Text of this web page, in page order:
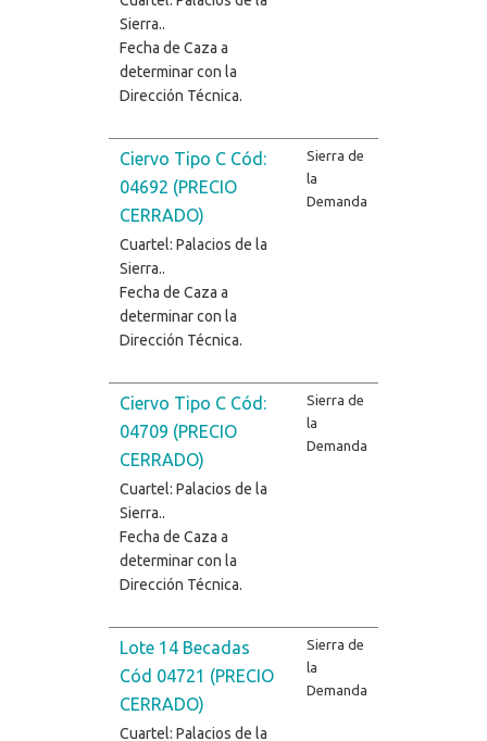
Sierra..
Fecha de Caza a
determinar con la
Dirección Técnica.
Ciervo Tipo C Cód:
04692 (PRECIO
CERRADO)
Cuartel: Palacios de la
Sierra..
Fecha de Caza a
determinar con la
Dirección Técnica.
Sierra de
la
Demanda
Ciervo Tipo C Cód:
04709 (PRECIO
CERRADO)
Cuartel: Palacios de la
Sierra..
Fecha de Caza a
determinar con la
Dirección Técnica.
Sierra de
la
Demanda
Lote 14 Becadas
Cód 04721 (PRECIO
CERRADO)
Cuartel: Palacios de la
Sierra de
la
Demanda